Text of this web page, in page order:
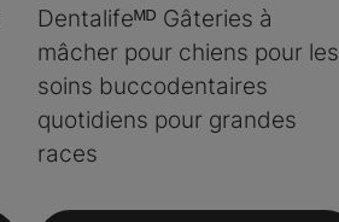
Dentalifeᴹᴰ Gâteries à
mâcher pour chiens pour les
soins buccodentaires
quotidiens pour grandes
races